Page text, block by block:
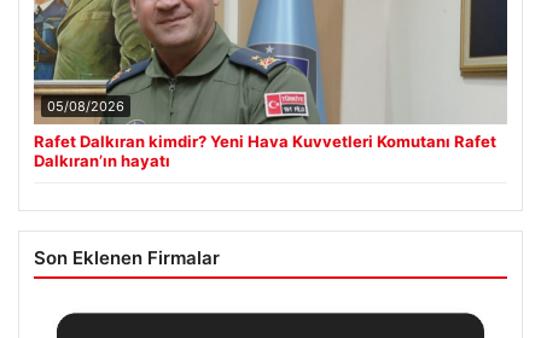
05/08/2026
Rafet Dalkıran kimdir? Yeni Hava Kuvvetleri Komutanı Rafet
Dalkıran’ın hayatı
Son Eklenen Firmalar